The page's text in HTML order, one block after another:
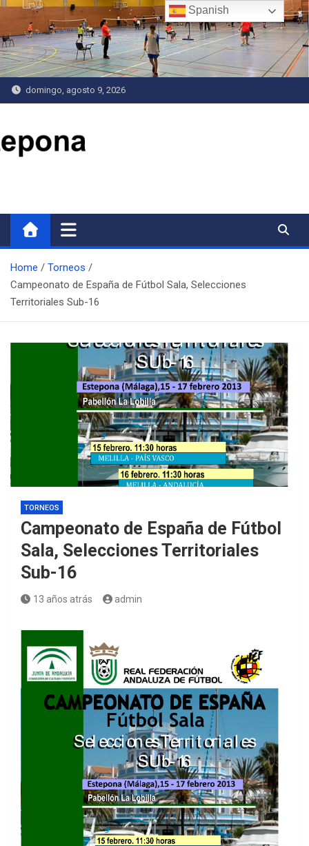
Saltar
contenido
domingo, agosto 9, 2026
Home
Torneos
Campeonato de España de Fútbol Sala, Selecciones
Territoriales Sub-16
TORNEOS
Campeonato de España de Fútbol
Sala, Selecciones Territoriales
Sub-16
13 años atrás admin
Spanish